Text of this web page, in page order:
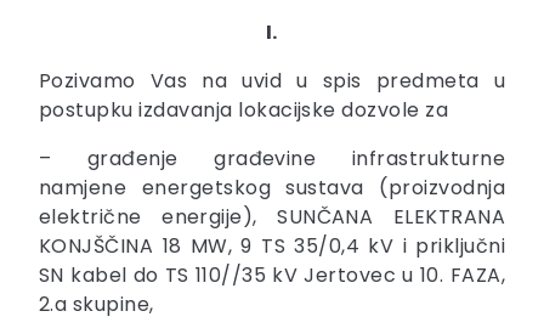
I.
Pozivamo Vas na uvid u spis predmeta u
postupku izdavanja lokacijske dozvole za
– građenje građevine infrastrukturne
namjene energetskog sustava (proizvodnja
električne energije), SUNČANA ELEKTRANA
KONJŠČINA 18 MW, 9 TS 35/0,4 kV i priključni
SN kabel do TS 110//35 kV Jertovec u 10. FAZA,
2.a skupine,